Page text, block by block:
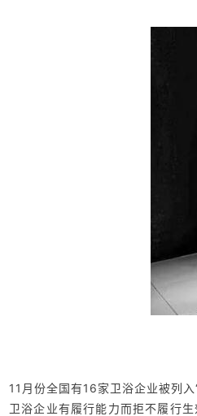
11月份全国有16家卫浴企业被列
卫浴企业有履行能力而拒不履行